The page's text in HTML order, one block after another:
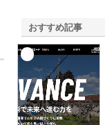
おすすめ記事